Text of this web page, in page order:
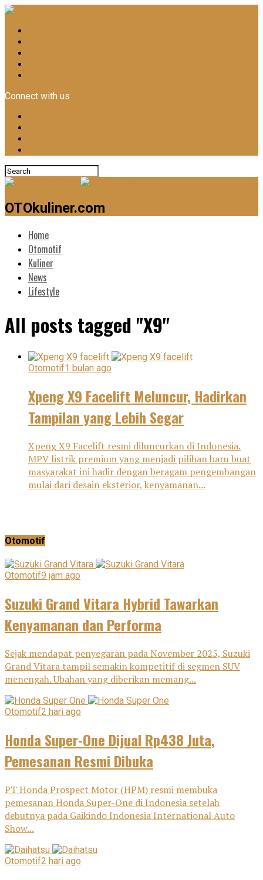
Connect with us
OTOkuliner.com
Home
Otomotif
Kuliner
News
Lifestyle
All posts tagged "X9"
Otomotif1 bulan ago
Xpeng X9 Facelift Meluncur, Hadirkan
Tampilan yang Lebih Segar
Xpeng X9 Facelift resmi diluncurkan di Indonesia.
MPV listrik premium yang menjadi pilihan baru buat
masyarakat ini hadir dengan beragam pengembangan
mulai dari desain eksterior, kenyamanan...
Otomotif
Otomotif9 jam ago
Suzuki Grand Vitara Hybrid Tawarkan
Kenyamanan dan Performa
Sejak mendapat penyegaran pada November 2025, Suzuki
Grand Vitara tampil semakin kompetitif di segmen SUV
menengah. Ubahan yang diberikan memang...
Otomotif2 hari ago
Honda Super-One Dijual Rp438 Juta,
Pemesanan Resmi Dibuka
PT Honda Prospect Motor (HPM) resmi membuka
pemesanan Honda Super-One di Indonesia setelah
debutnya pada Gaikindo Indonesia International Auto
Show...
Otomotif2 hari ago